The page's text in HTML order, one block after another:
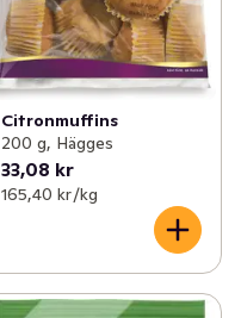
Citronmuffins
200 g, Hägges
33,08 kr
165,40 kr /kg